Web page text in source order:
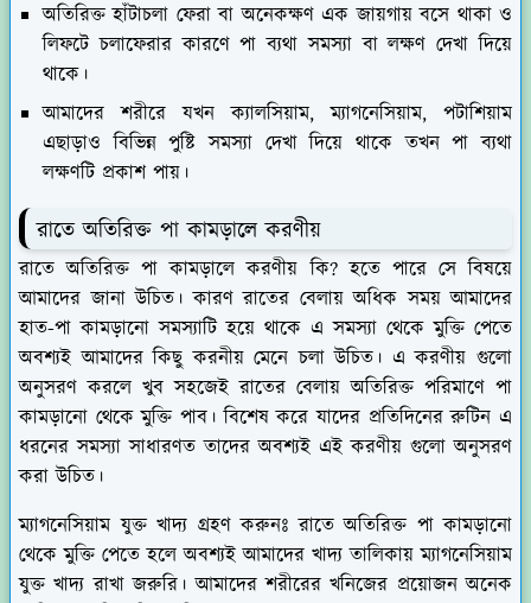
অতিরিক্ত হাঁটাচলা ফেরা বা অনেকক্ষণ এক জায়গায় বসে থাকা ও
লিফটে চলাফেরার কারণে পা ব্যথা সমস্যা বা লক্ষণ দেখা দিয়ে
থাকে।
আমাদের শরীরে যখন ক্যালসিয়াম, ম্যাগনেসিয়াম, পটাশিয়াম
এছাড়াও বিভিন্ন পুষ্টি সমস্যা দেখা দিয়ে থাকে তখন পা ব্যথা
লক্ষণটি প্রকাশ পায়।
রাতে অতিরিক্ত পা কামড়ালে করণীয়
রাতে অতিরিক্ত পা কামড়ালে করণীয় কি? হতে পারে সে বিষয়ে
আমাদের জানা উচিত। কারণ রাতের বেলায় অধিক সময় আমাদের
হাত-পা কামড়ানো সমস্যাটি হয়ে থাকে এ সমস্যা থেকে মুক্তি পেতে
অবশ্যই আমাদের কিছু করনীয় মেনে চলা উচিত। এ করণীয় গুলো
অনুসরণ করলে খুব সহজেই রাতের বেলায় অতিরিক্ত পরিমাণে পা
কামড়ানো থেকে মুক্তি পাব। বিশেষ করে যাদের প্রতিদিনের রুটিন এ
ধরনের সমস্যা সাধারণত তাদের অবশ্যই এই করণীয় গুলো অনুসরণ
করা উচিত।
ম্যাগনেসিয়াম যুক্ত খাদ্য গ্রহণ করুনঃ রাতে অতিরিক্ত পা কামড়ানো
থেকে মুক্তি পেতে হলে অবশ্যই আমাদের খাদ্য তালিকায় ম্যাগনেসিয়াম
যুক্ত খাদ্য রাখা জরুরি। আমাদের শরীরের খনিজের প্রয়োজন অনেক